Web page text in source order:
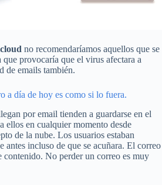
no recomendaríamos aquellos que se
provocaría que el virus afectara a
de emails también.
a día de hoy es como si lo fuera.
por email tienden a guardarse en el
ellos en cualquier momento desde
de la nube. Los usuarios estaban
antes incluso de que se acuñara. El correo
contenido. No perder un correo es muy